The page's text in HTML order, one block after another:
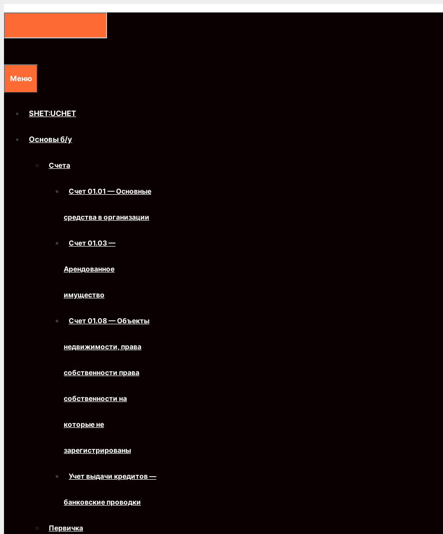
Меню
SHET:UCHET
Основы б/у
Счета
Счет 01.01 — Основные
средства в организации
Счет 01.03 —
Арендованное
имущество
Счет 01.08 — Объекты
недвижимости, права
собственности права
собственности на
которые не
зарегистрированы
Учет выдачи кредитов —
банковские проводки
Первичка